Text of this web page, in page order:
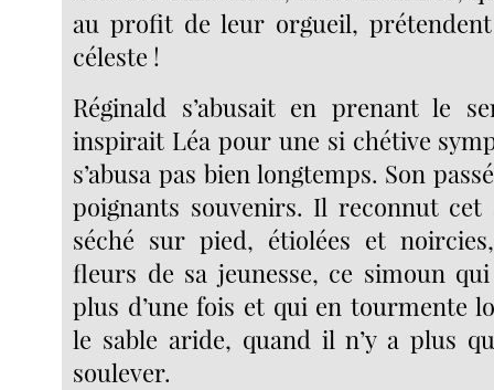
au profit de leur orgueil,
céleste !
Réginald s’abusait en prenant le
inspirait Léa pour une si chétive
s’abusa pas bien longtemps. Son
poignants souvenirs. Il reconnut
séché sur pied, étiolées et
fleurs de sa jeunesse, ce simoun
plus d’une fois et qui en tourmente
le sable aride, quand il n’y a plus
soulever.